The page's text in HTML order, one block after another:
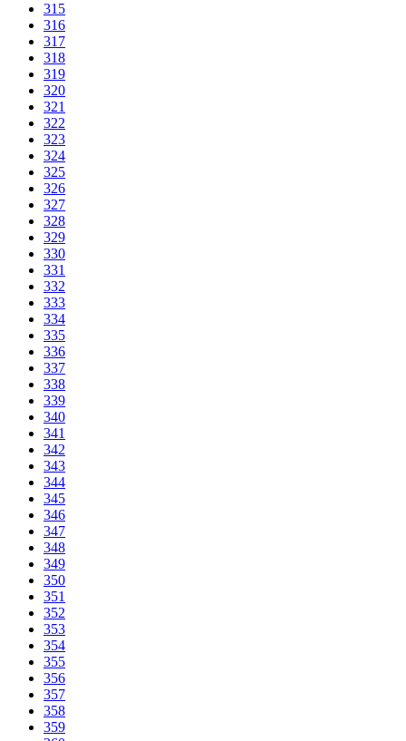
315
316
317
318
319
320
321
322
323
324
325
326
327
328
329
330
331
332
333
334
335
336
337
338
339
340
341
342
343
344
345
346
347
348
349
350
351
352
353
354
355
356
357
358
359